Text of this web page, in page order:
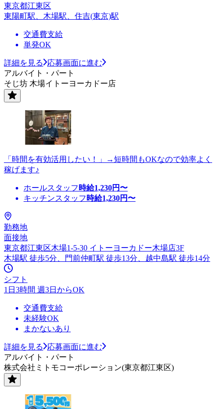
東京都江東区
東陽町駅、木場駅、住吉(東京)駅
交通費支給
単発OK
詳細を見る
応募画面に進む
アルバイト・パート
そじ坊 木場イトーヨーカドー店
「時間を有効活用したい！」→短時間もOKなので効率よく
稼げます♪
ホールスタッフ 時給1,230円〜
キッチンスタッフ 時給1,230円〜
勤務地
面接地
東京都江東区木場1-5-30 イトーヨーカドー木場店3F
木場駅 徒歩5分、門前仲町駅 徒歩13分、越中島駅 徒歩14分
シフト
1日3時間 週3日からOK
交通費支給
未経験OK
まかないあり
詳細を見る
応募画面に進む
アルバイト・パート
株式会社ミトモコーポレーション(東京都江東区)